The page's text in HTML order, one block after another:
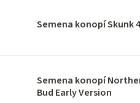
Semena konopí Skunk
Semena konopí
Bud Early Version